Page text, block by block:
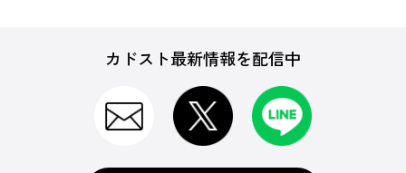
カドスト最新情報を配信中